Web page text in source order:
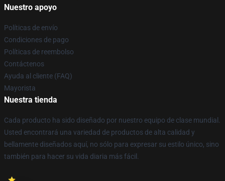
Nuestro apoyo
Políticas de envío
Condiciones de pago
Políticas de reembolso
Contáctenos
Ayuda al cliente (FAQ)
Mayorista
Nuestra tienda
Cada producto ha sido diseñado por nuestro equipo de clase mundial.
Usted encontrará una variedad de productos de alta calidad y
bellamente diseñados aquí, no sólo para expresar su estilo único, sino
también para hacer su vida diaria más fácil.